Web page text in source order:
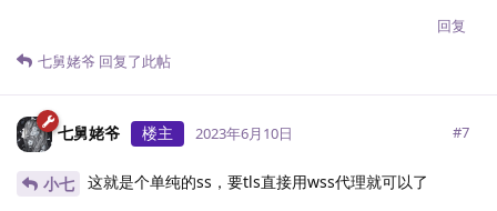
回复
七舅姥爷 回复了此帖
七舅姥爷 楼主 2023年6月10日 #7
小七 这就是个单纯的ss，要tls直接用wss代理就可以了